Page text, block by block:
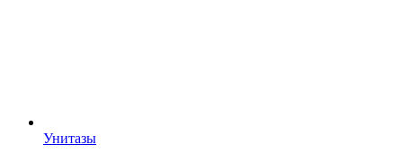
Унитазы